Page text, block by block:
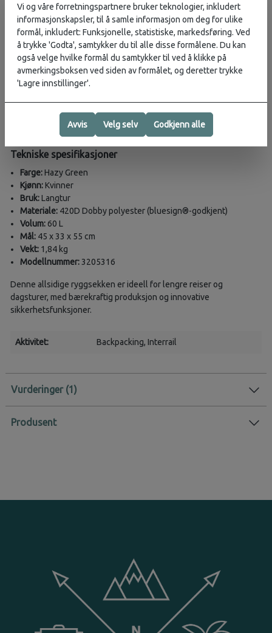
hoftebeltet for å forhindre slitasje når sekken ikke er i bruk.
Tyverisikring:LoopLocks fester glidelåsløkkene, og de kan også
låses (TSA-låser selges separat).
Organisering:Innvendige kompresjonsstropper og
nettinglommer holder eiendelene trygge og organiserte.
Sidelomme med glidelås:Sikker oppbevaring av vannflasker og
små gjenstander.
Flyttbar bryststropp-fløyte:
Bryststroppens fløyte kan enkelt
flyttes fra hovedsekken til dagstursekken for ekstra sikkerhet.
Tekniske spesifikasjoner
Farge:Hazy Green
Kjønn:Kvinner
Bruk:Langtur
Materiale: 420D Dobby polyester (bluesign®-godkjent)
Volum:60 L
Mål: 45 x 33 x 55 cm
Vekt: 1,84 kg
Modellnummer: 3205316
Denne allsidige ryggsekken er ideell for lengre reiser og
dagsturer, med bærekraftig produksjon og innovative
sikkerhetsfunksjoner.
Aktivitet: Backpacking, Interrail
Vurderinger
Produsent
Vi og våre forretningspartnere bruker teknologier, inkludert
informasjonskapsler, til å samle informasjon om deg for ulike
formål, inkludert: Funksjonelle, statistiske, markedsføring. Ved
å trykke 'Godta', samtykker du til alle disse formålene. Du kan
også velge hvilke formål du samtykker til ved å klikke på
avmerkingsboksen ved siden av formålet, og deretter trykke
'Lagre innstillinger'.
Avvis Velg selv Godkjenn alle